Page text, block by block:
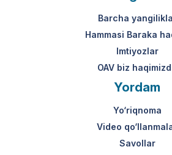
Mahkamasining 2024-yil
313-son qarori.
yakuniy qaror qabul
kuni ichida amalga
К какому виду помощи
относится услуга по
установке пандуса?
эта услуга входит в
мер по адаптации
бытовых условий лиц,
Barcha
Hammasi Baraka
Imtiyozlar
OAV biz
Yordam
Yo‘riqnoma
Video
Savollar